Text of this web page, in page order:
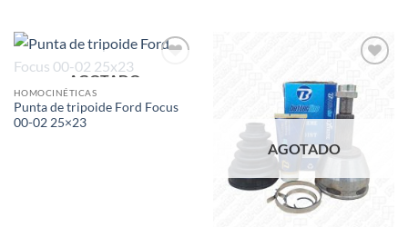
AGOTADO
HOMOCINÉTICAS
Punta de tripoide Ford Focus
00-02 25×23
wishlist
AGOTADO